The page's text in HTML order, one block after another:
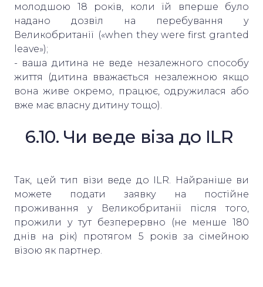
молодшою 18 років, коли їй вперше було
надано дозвіл на перебування у
Великобританії («when they were first granted
leave»);
- ваша дитина не веде незалежного способу
життя (дитина вважається незалежною якщо
вона живе окремо, працює, одружилася або
вже має власну дитину тощо).
6.10. Чи веде віза до ILR
Так, цей тип візи веде до ILR. Найраніше ви
можете подати заявку на постійне
проживання у Великобританії після того,
прожили у тут безперервно (не менше 180
днів на рік) протягом 5 років за сімейною
візою як партнер.